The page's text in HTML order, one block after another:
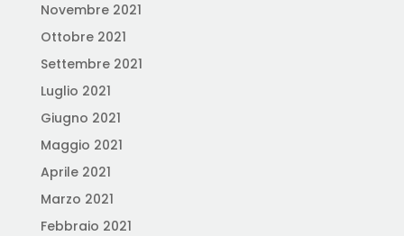
Novembre 2021
Ottobre 2021
Settembre 2021
Luglio 2021
Giugno 2021
Maggio 2021
Aprile 2021
Marzo 2021
Febbraio 2021